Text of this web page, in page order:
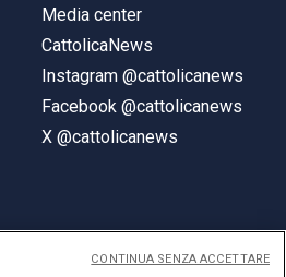
Media center
CattolicaNews
Instagram @cattolicanews
Facebook @cattolicanews
X @cattolicanews
CONTINUA SENZA ACCETTARE